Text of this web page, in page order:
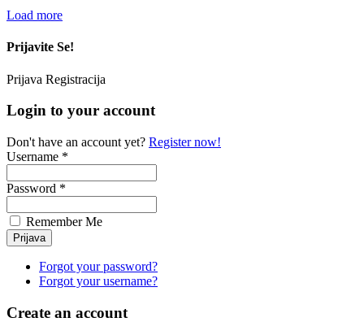
Load more
Prijavite Se!
Prijava Registracija
Login to your account
Don't have an account yet? Register now!
Username *
Password *
Remember Me
Forgot your password?
Forgot your username?
Create an account